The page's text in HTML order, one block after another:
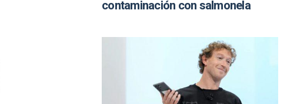
contaminación con salmonela